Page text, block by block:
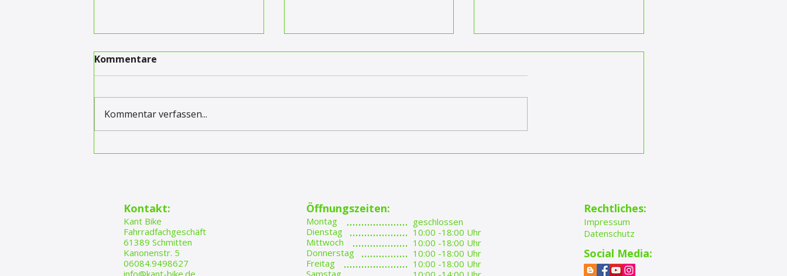
Kommentare
Kommentar verfassen...
​​​Kontakt:
Kant Bike
Fahrradfachgeschäft
61389 Schmitten
Kanonenstr. 5
06084.9498627
info@kant-bike.de
Montag
Dienstag
Mittwoch
Donnerstag
Freitag
Samstag
.....................
....................
...................
................
......................
Öffnungszeiten:
geschlossen
10:00 -18:00 Uhr
10:00 -18:00 Uhr
10:00 -18:00 Uhr
10:00 -18:00 Uhr
Rechtliches:
Impressum
Datenschutz
Social Media: